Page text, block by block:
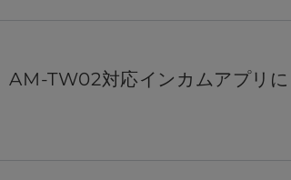
AM-TW02対応インカムアプリ